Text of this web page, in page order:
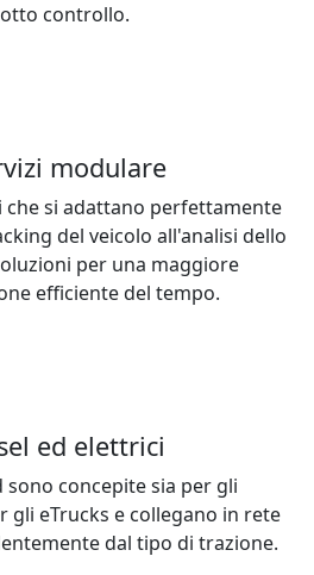
controllo.
modulare
che si adattano perfettamente
del veicolo all'analisi dello
per una maggiore
efficiente del tempo.
ed elettrici
sono concepite sia per gli
gli eTrucks e collegano in rete
dal tipo di trazione.